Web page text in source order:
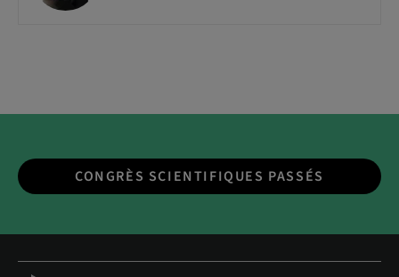
CONGRÈS SCIENTIFIQUES PASSÉS